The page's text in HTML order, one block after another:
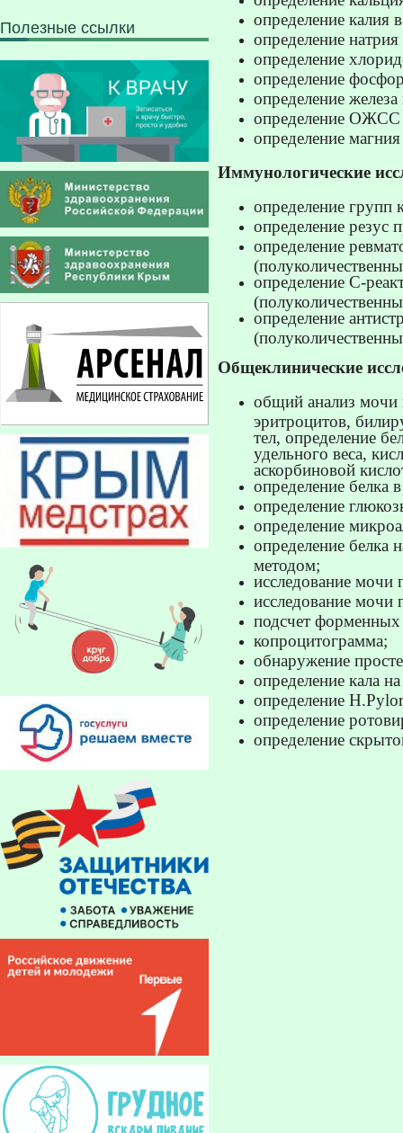
Полезные ссылки
определение калия
определение
определение
определение
определение
определение ОЖСС
определение
Иммунологические
определение групп
определение резус
определение
определение С-
определение
Общеклинические
общий анализ мочи
эритроцитов,
тел, определение
удельного веса,
аскорбиновой
определение белка
определение
определение
определение белка
методом;
исследование мочи
исследование
подсчет форменных
копроцитограмма;
обнаружение
определение кала
определение
определение
определение